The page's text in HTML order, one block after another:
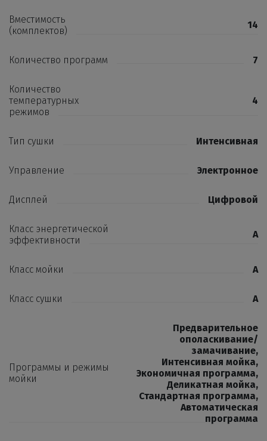
Вместимость
(комплектов)
14
Количество программ 7
Количество
температурных
режимов
4
Тип сушки Интенсивная
Управление Электронное
Дисплей Цифровой
Класс энергетической
эффективности
A
Класс мойки A
Класс сушки A
Программы и режимы
мойки
Предварительное
ополаскивание/
замачивание,
Интенсивная мойка,
Экономичная программа,
Деликатная мойка,
Стандартная программа,
Автоматическая
программа